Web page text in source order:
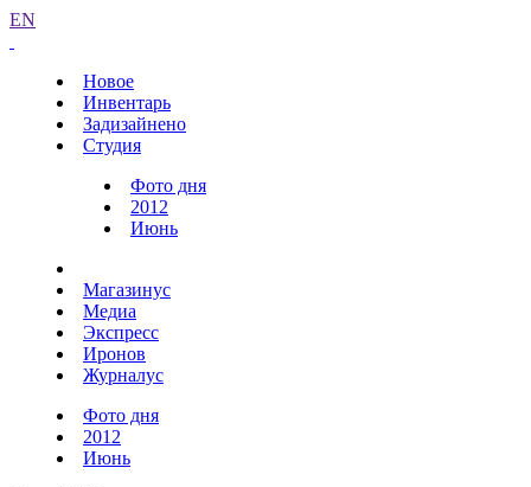
EN
Новое
Инвентарь
Задизайнено
Студия
Фото дня
2012
Июнь
Магазинус
Медиа
Экспресс
Иронов
Журналус
Фото дня
2012
Июнь